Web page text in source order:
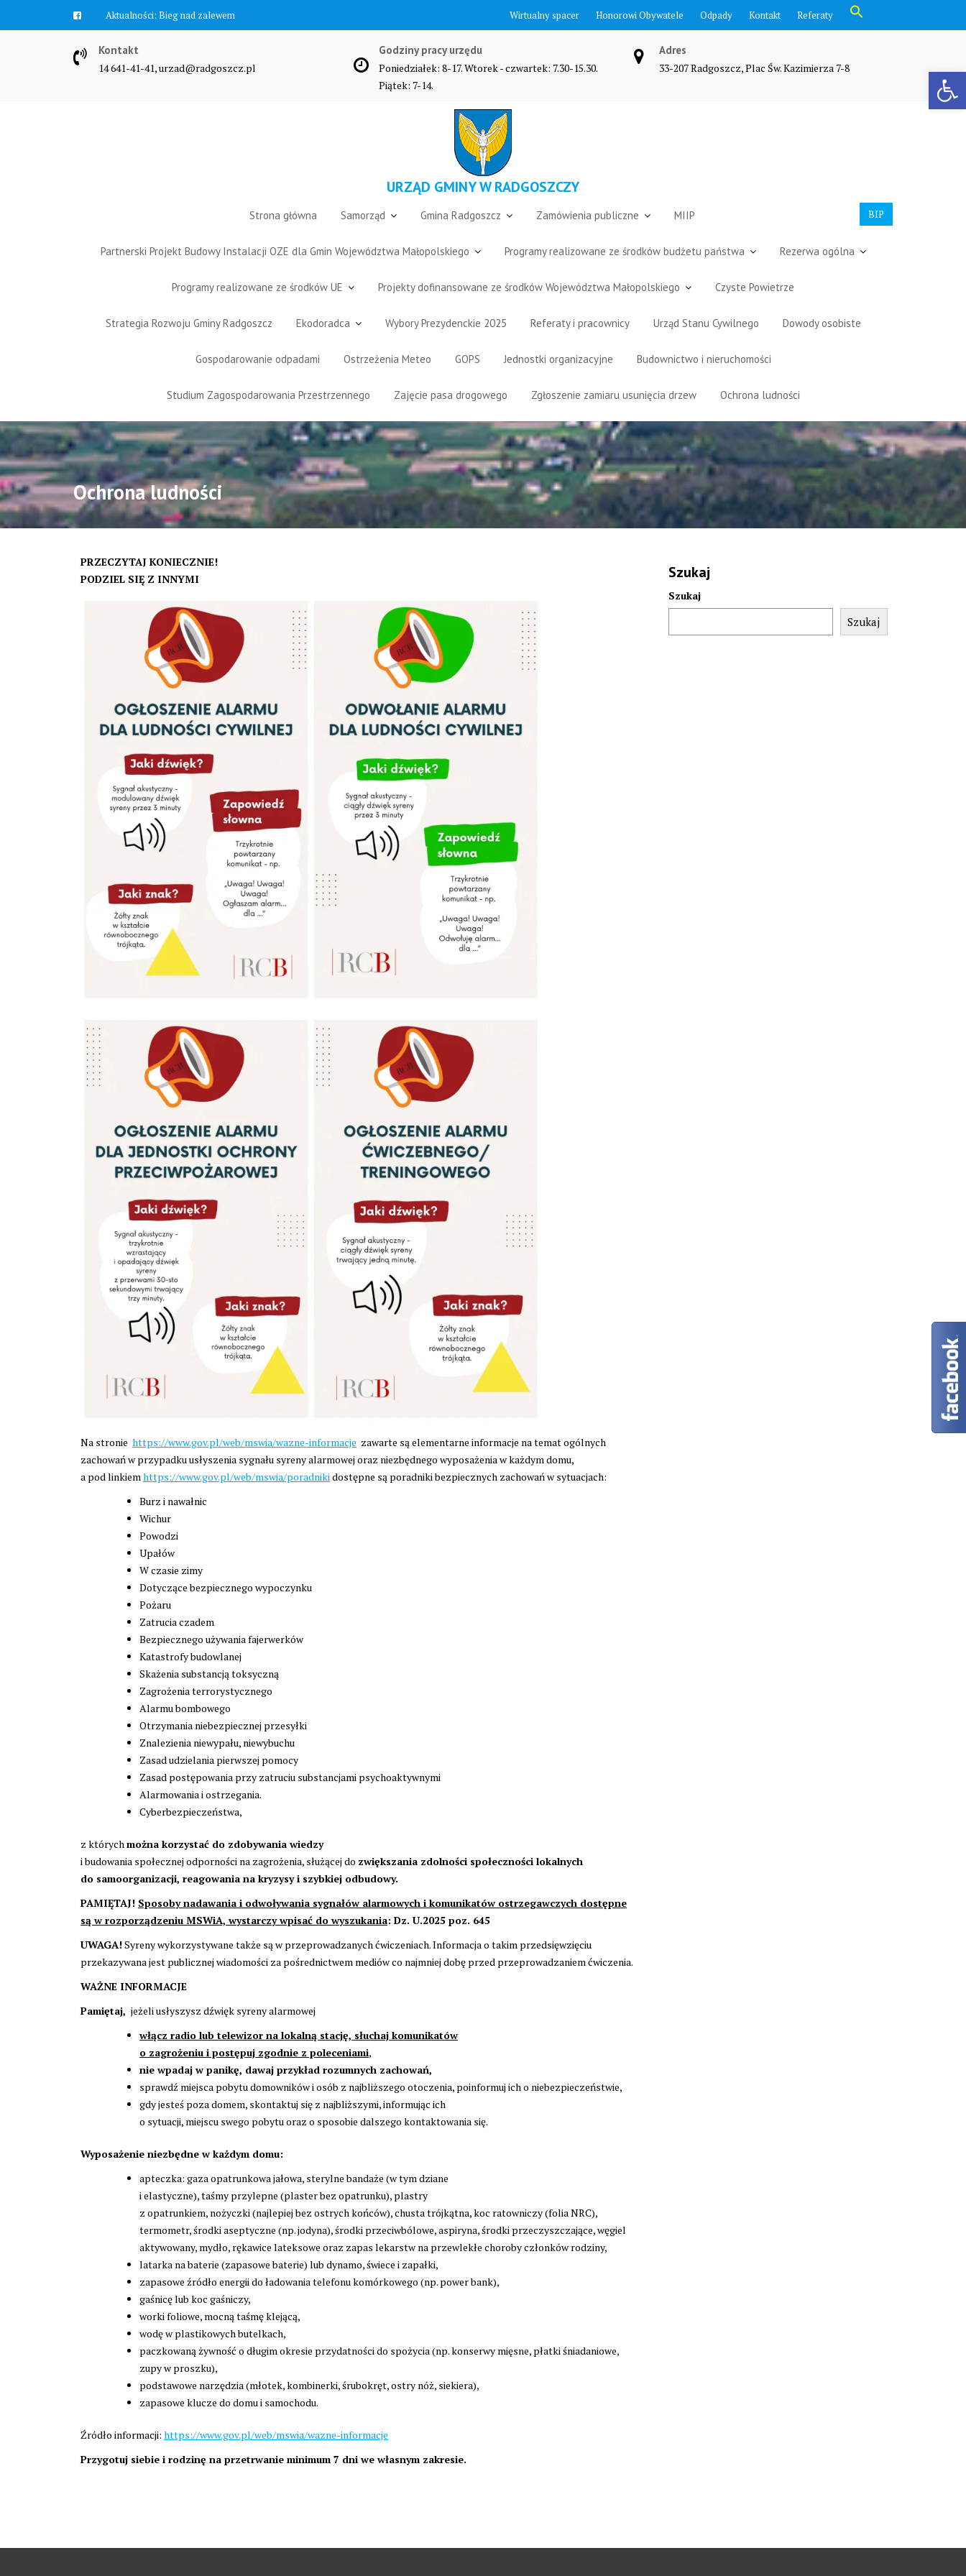
Otwórz pasek narzędzi
Aktualności: Zawyją syreny Wirtualny spacer Honorowi Obywatele Odpady Kontakt Referaty
Search Button
Kontakt
14 641-41-41, urzad@radgoszcz.pl
Godziny pracy urzędu
Poniedziałek: 8-17. Wtorek - czwartek: 7.30-15.30.
Piątek: 7-14.
Adres
33-207 Radgoszcz, Plac Św. Kazimierza 7-8
URZĄD GMINY W RADGOSZCZY
BIP
Strona główna Samorząd Gmina Radgoszcz Zamówienia publiczne MIIP
Partnerski Projekt Budowy Instalacji OZE dla Gmin Województwa Małopolskiego Programy realizowane ze środków budżetu państwa Rezerwa ogólna
Programy realizowane ze środków UE Projekty dofinansowane ze środków Województwa Małopolskiego Czyste Powietrze
Strategia Rozwoju Gminy Radgoszcz Ekodoradca Wybory Prezydenckie 2025 Referaty i pracownicy Urząd Stanu Cywilnego Dowody osobiste
Gospodarowanie odpadami Ostrzeżenia Meteo GOPS Jednostki organizacyjne Budownictwo i nieruchomości
Studium Zagospodarowania Przestrzennego Zajęcie pasa drogowego Zgłoszenie zamiaru usunięcia drzew Ochrona ludności
Ochrona ludności
PRZECZYTAJ KONIECZNIE!
PODZIEL SIĘ Z INNYMI
Na stronie https://www.gov.pl/web/mswia/wazne-informacje zawarte są elementarne informacje na temat ogólnych
zachowań w przypadku usłyszenia sygnału syreny alarmowej oraz niezbędnego wyposażenia w każdym domu,
a pod linkiem https://www.gov.pl/web/mswia/poradniki dostępne są poradniki bezpiecznych zachowań w sytuacjach:
Burz i nawałnic
Wichur
Powodzi
Upałów
W czasie zimy
Dotyczące bezpiecznego wypoczynku
Pożaru
Zatrucia czadem
Bezpiecznego używania fajerwerków
Katastrofy budowlanej
Skażenia substancją toksyczną
Zagrożenia terrorystycznego
Alarmu bombowego
Otrzymania niebezpiecznej przesyłki
Znalezienia niewypału, niewybuchu
Zasad udzielania pierwszej pomocy
Zasad postępowania przy zatruciu substancjami psychoaktywnymi
Alarmowania i ostrzegania.
Cyberbezpieczeństwa,
z których można korzystać do zdobywania wiedzy
i budowania społecznej odporności na zagrożenia, służącej do zwiększania zdolności społeczności lokalnych
do samoorganizacji, reagowania na kryzysy i szybkiej odbudowy.
PAMIĘTAJ! Sposoby nadawania i odwoływania sygnałów alarmowych i komunikatów ostrzegawczych dostępne
są w rozporządzeniu MSWiA, wystarczy wpisać do wyszukania: Dz. U.2025 poz. 645
UWAGA!Syreny wykorzystywane także są w przeprowadzanych ćwiczeniach. Informacja o takim przedsięwzięciu
przekazywana jest publicznej wiadomości za pośrednictwem mediów co najmniej dobę przed przeprowadzaniem ćwiczenia.
WAŻNE INFORMACJE
Pamiętaj, jeżeli usłyszysz dźwięk syreny alarmowej
włącz radio lub telewizor na lokalną stację, słuchaj komunikatów
o zagrożeniu i postępuj zgodnie z poleceniami,
nie wpadaj w panikę, dawaj przykład rozumnych zachowań,
sprawdź miejsca pobytu domowników i osób z najbliższego otoczenia, poinformuj ich o niebezpieczeństwie,
gdy jesteś poza domem, skontaktuj się z najbliższymi, informując ich
o sytuacji, miejscu swego pobytu oraz o sposobie dalszego kontaktowania się.
Wyposażenie niezbędne w każdym domu:
apteczka: gaza opatrunkowa jałowa, sterylne bandaże (w tym dziane
i elastyczne), taśmy przylepne (plaster bez opatrunku), plastry
z opatrunkiem, nożyczki (najlepiej bez ostrych końców), chusta trójkątna, koc ratowniczy (folia NRC),
termometr, środki aseptyczne (np. jodyna), środki przeciwbólowe, aspiryna, środki przeczyszczające, węgiel
aktywowany, mydło, rękawice lateksowe oraz zapas lekarstw na przewlekłe choroby członków rodziny,
latarka na baterie (zapasowe baterie) lub dynamo, świece i zapałki,
zapasowe źródło energii do ładowania telefonu komórkowego (np. power bank),
gaśnicę lub koc gaśniczy,
worki foliowe, mocną taśmę klejącą,
wodę w plastikowych butelkach,
paczkowaną żywność o długim okresie przydatności do spożycia (np. konserwy mięsne, płatki śniadaniowe,
zupy w proszku),
podstawowe narzędzia (młotek, kombinerki, śrubokręt, ostry nóż, siekiera),
zapasowe klucze do domu i samochodu.
Źródło informacji: https://www.gov.pl/web/mswia/wazne-informacje
Przygotuj siebie i rodzinę na przetrwanie minimum 7 dni we własnym zakresie.
Szukaj
Szukaj
Szukaj